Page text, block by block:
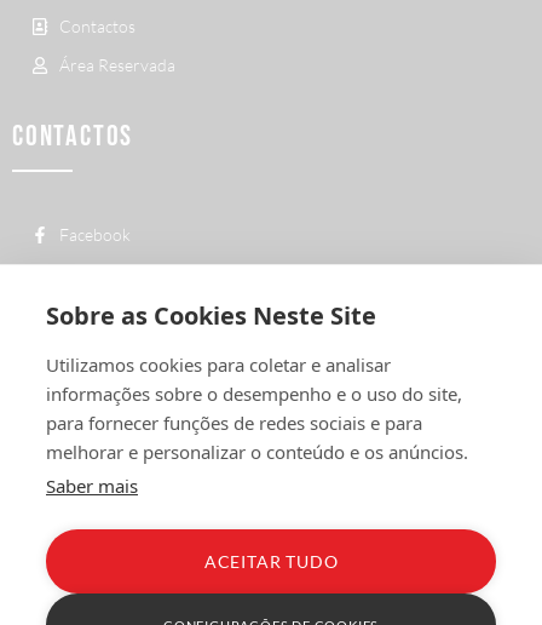
Sobre as Cookies Neste Site
Utilizamos cookies para coletar e analisar
informações sobre o desempenho e o uso do site,
para fornecer funções de redes sociais e para
melhorar e personalizar o conteúdo e os anúncios.
Saber mais
ACEITAR TUDO
Contactos
Área Reservada
CONTACTOS
Facebook
nacional
Rua de Outeiro nº 2132
4760-312 Vila Nova de Famalicão
Política de PrivacidadeCondições GeraisLivro de Reclamações